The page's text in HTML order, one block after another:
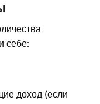
себе:
доход (если